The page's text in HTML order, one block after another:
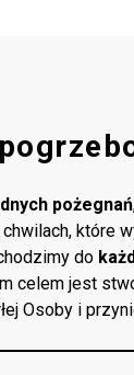
pożegnań
które
do
celem jest
Osoby i